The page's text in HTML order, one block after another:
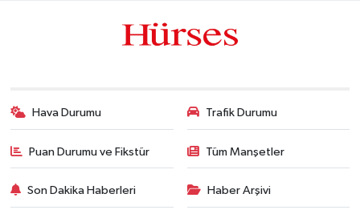
Hava Durumu Trafik Durumu
Puan Durumu ve Fikstür Tüm Manşetler
Son Dakika Haberleri Haber Arşivi